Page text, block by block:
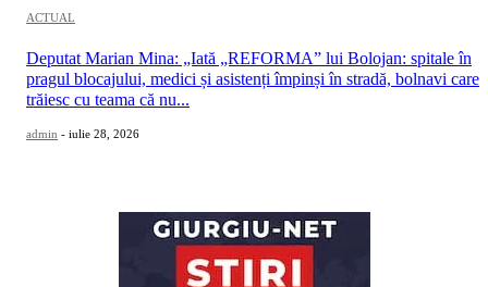
ACTUAL
Deputat Marian Mina: „Iată „REFORMA” lui Bolojan: spitale în
pragul blocajului, medici și asistenți împinși în stradă, bolnavi care
trăiesc cu teama că nu...
admin - iulie 28, 2026